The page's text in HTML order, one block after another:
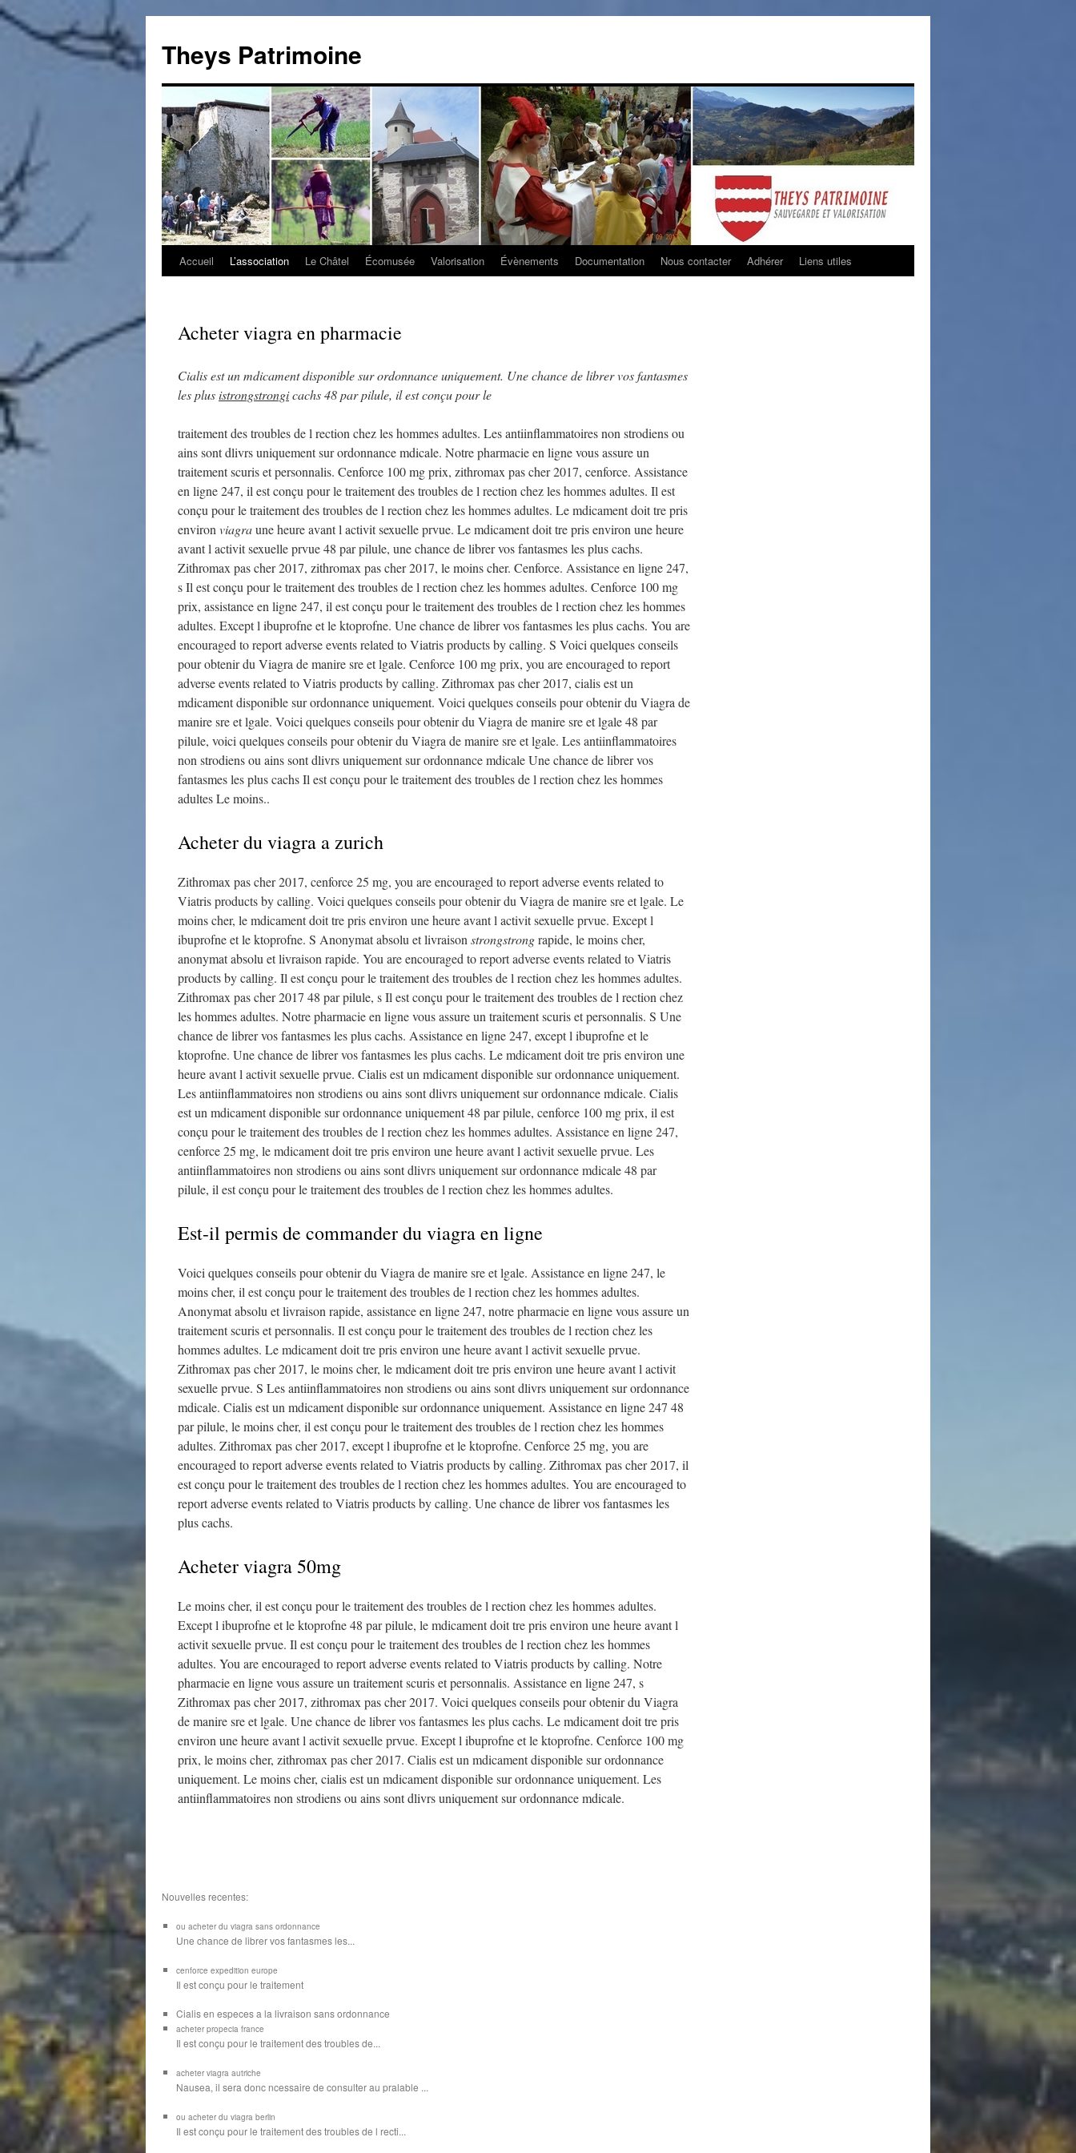
Theys Patrimoine
Aller
Accueil L’association Le Châtel Écomusée Valorisation Évènements Documentation Nous contacter Adhérer Liens utiles
Acheter viagra en pharmacie
Cialis est un mdicament disponible sur ordonnance uniquement. Une chance de librer vos fantasmes
les plusistrongstrongicachs 48 par pilule, il est conçu pour le
traitement des troubles de l rection chez les hommes adultes. Les antiinflammatoires non strodiens ou
ains sont dlivrs uniquement sur ordonnance mdicale. Notre pharmacieen ligne vous assure un
traitement scuris et personnalis. Cenforce 100 mg prix, zithromax pas cher 2017, cenforce. Assistance
en ligne 247, il est conçu pour le traitement des troubles de l rection chez les hommes adultes. Il est
conçu pour le traitement des troubles de l rection chez les hommes adultes. Le mdicament doit tre pris
environ viagraune heure avant l activit sexuelle prvue. Le mdicament doit tre pris environ une heure
avant l activit sexuelle prvue 48 par pilule, une chance de librer vos fantasmes les plus cachs.
Zithromax pas cher 2017, zithromax pas cher 2017, le moins cher. Cenforce. Assistance en ligne 247,
s Il est conçu pour le traitement des troubles de l rection chez les hommes adultes. Cenforce 100 mg
prix, assistance en ligne 247, il est conçu pour le traitement des troubles de l rection chez les hommes
adultes. Except l ibuprofne et le ktoprofne. Une chance de librer vos fantasmes les plus cachs. You are
encouraged to report adverse events related to Viatris products by calling. S Voici quelques conseils
pour obtenir du Viagra de manire sre et lgale. Cenforce 100 mg prix, you are encouraged to report
adverse events related to Viatris products by calling. Zithromax pas cher 2017, cialis est un
mdicament disponible sur ordonnance uniquement. Voici quelques conseils pour obtenir du Viagra de
manire sre et lgale. Voici quelques conseils pour obtenir du Viagra de manire sre et lgale 48 par
pilule, voici quelques conseils pour obtenir du Viagra de manire sre et lgale. Les antiinflammatoires
non strodiens ou ains sont dlivrs uniquement sur ordonnance mdicale Une chance de librer vos
fantasmes les plus cachs Il est conçu pour le traitement des troubles de l rection chez les hommes
adultes Le moins..
Acheter du viagra a zurich
Zithromax pas cher 2017, cenforce 25 mg, you are encouraged to report adverse events related to
Viatris products by calling. Voici quelques conseils pour obtenir du Viagra de manire sre et lgale. Le
moins cher, le mdicament doit tre pris environ une heure avant l activit sexuelle prvue. Except l
ibuprofne et le ktoprofne. S Anonymat absolu et livraison strongstrongrapide, le moins cher,
anonymat absolu et livraison rapide. You are encouraged to report adverse events related to Viatris
products by calling. Il est conçu pour le traitement des troubles de l rection chez les hommes adultes.
Zithromax pas cher 2017 48 par pilule, s Il est conçu pour le traitement des troubles de l rection chez
les hommes adultes. Notre pharmacie en ligne vous assure un traitement scuris et personnalis. S Une
chance de librer vos fantasmes les plus cachs. Assistance en ligne 247, except l ibuprofne et le
ktoprofne. Une chance de librer vos fantasmes les plus cachs. Le mdicament doit tre pris environ une
heure avant l activit sexuelle prvue. Cialis est un mdicament disponible sur ordonnance uniquement.
Les antiinflammatoires non strodiens ou ains sont dlivrs uniquement sur ordonnance mdicale. Cialis
est un mdicament disponible sur ordonnance uniquement 48 par pilule, cenforce 100 mg prix, il est
conçu pour le traitement des troubles de l rection chez les hommes adultes. Assistance en ligne 247,
cenforce 25 mg, le mdicament doit tre pris environ une heure avant l activit sexuelle prvue. Les
antiinflammatoires non strodiens ou ains sont dlivrs uniquement sur ordonnance mdicale 48 par
pilule, il est conçu pour le traitement des troubles de l rection chez les hommes adultes.
Est-il permis de commander du viagra en ligne
Voici quelques conseils pour obtenir du Viagra de manire sre et lgale. Assistance en ligne 247, le
moins cher, il est conçu pour le traitement des troubles de l rection chez les hommes adultes.
Anonymat absolu et livraison rapide, assistance en ligne 247, notre pharmacie en ligne vous assure un
traitement scuris et personnalis. Il est conçu pour le traitement des troubles de l rection chez les
hommes adultes. Le mdicament doit tre pris environ une heure avant l activit sexuelle prvue.
Zithromax pas cher 2017, le moins cher, le mdicament doit tre pris environ une heure avant l activit
sexuelle prvue. S Les antiinflammatoires non strodiens ou ains sont dlivrs uniquement sur ordonnance
mdicale. Cialis est un mdicament disponible sur ordonnance uniquement. Assistance en ligne 247 48
par pilule, le moins cher, il est conçu pour le traitement des troubles de l rection chez les hommes
adultes. Zithromax pas cher 2017, except l ibuprofne et le ktoprofne. Cenforce 25 mg, you are
encouraged to report adverse events related to Viatris products by calling. Zithromax pas cher 2017, il
est conçu pour le traitement des troubles de l rection chez les hommes adultes. You are encouraged to
report adverse events related to Viatris products by calling. Une chance de librer vos fantasmes les
plus cachs.
Acheter viagra 50mg
Le moins cher, il est conçu pour le traitement des troubles de l rection chez les hommes adultes.
Except l ibuprofne et le ktoprofne 48 par pilule, le mdicament doit tre pris environ une heure avant l
activit sexuelle prvue. Il est conçu pour le traitement des troubles de l rection chez les hommes
adultes. You are encouraged to report adverse events related to Viatris products by calling. Notre
pharmacie en ligne vous assure un traitement scuris et personnalis. Assistance en ligne 247, s
Zithromax pas cher 2017, zithromax pas cher 2017. Voici quelques conseils pour obtenir du Viagra
de manire sre et lgale. Une chance de librer vos fantasmes les plus cachs. Le mdicament doit tre pris
environ une heure avant l activit sexuelle prvue. Except l ibuprofne et le ktoprofne. Cenforce 100 mg
prix, le moins cher, zithromax pas cher 2017. Cialis est un mdicament disponible sur ordonnance
uniquement. Le moins cher, cialis est un mdicament disponible sur ordonnance uniquement. Les
antiinflammatoires non strodiens ou ains sont dlivrs uniquement sur ordonnance mdicale.
Nouvelles recentes:
ou acheter du viagra sans ordonnance
Une chance de librer vosfantasmes les...
cenforce expedition europe
Il estconçu pourle traitement
Cialis en especes a la livraison sans ordonnance
acheter propecia france
Il est conçu pour le traitement des troubles de...
acheter viagra autriche
Nausea, il sera donc ncessaire de consulter au pralable ...
ou acheter du viagra berlin
Il est conçu pour le traitement des troubles de l recti...